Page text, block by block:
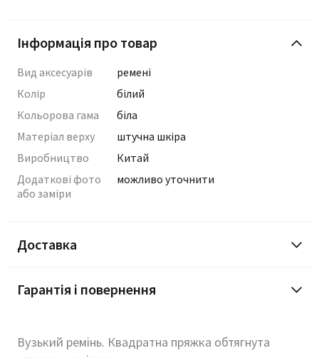
Інформація про товар
Вид аксесуарів
ремені
Колір
білий
Кольорова гама
біла
Матеріал верху
штучна шкіра
Виробництво
Китай
Додаткові фото
або заміри
можливо уточнити
Доставка
Гарантія і повернення
Вузький ремінь. Квадратна пряжка обтягнута